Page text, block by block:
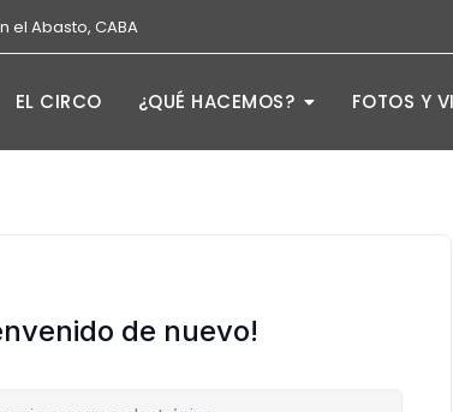
el Abasto, CABA
EL CIRCO ¿QUÉ HACEMOS? FOTOS Y
de nuevo!